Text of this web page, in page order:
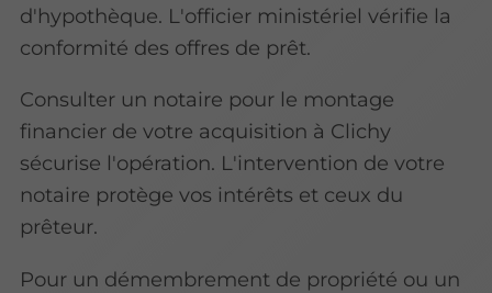
d'hypothèque. L'officier ministériel vérifie la
conformité des offres de prêt.
Consulter un notaire pour le montage
financier de votre acquisition à Clichy
sécurise l'opération. L'intervention de votre
notaire protège vos intérêts et ceux du
prêteur.
Pour un démembrement de propriété ou un